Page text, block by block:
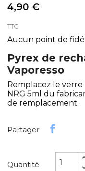
4,90 €
TTC
Aucun point de
Pyrex de
Vaporesso
Remplacez le verre
NRG 5ml du
de remplacement.
Partager
Quantité